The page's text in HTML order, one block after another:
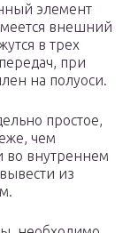
элемент
внешний
в трех
при
на полуоси.
простое,
чем
во внутреннем
из